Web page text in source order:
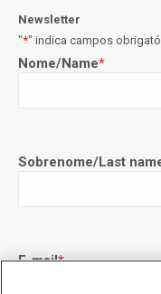
Newsletter
"*" indica campos
Nome/Name*
Sobrenome/Last
E-mail*